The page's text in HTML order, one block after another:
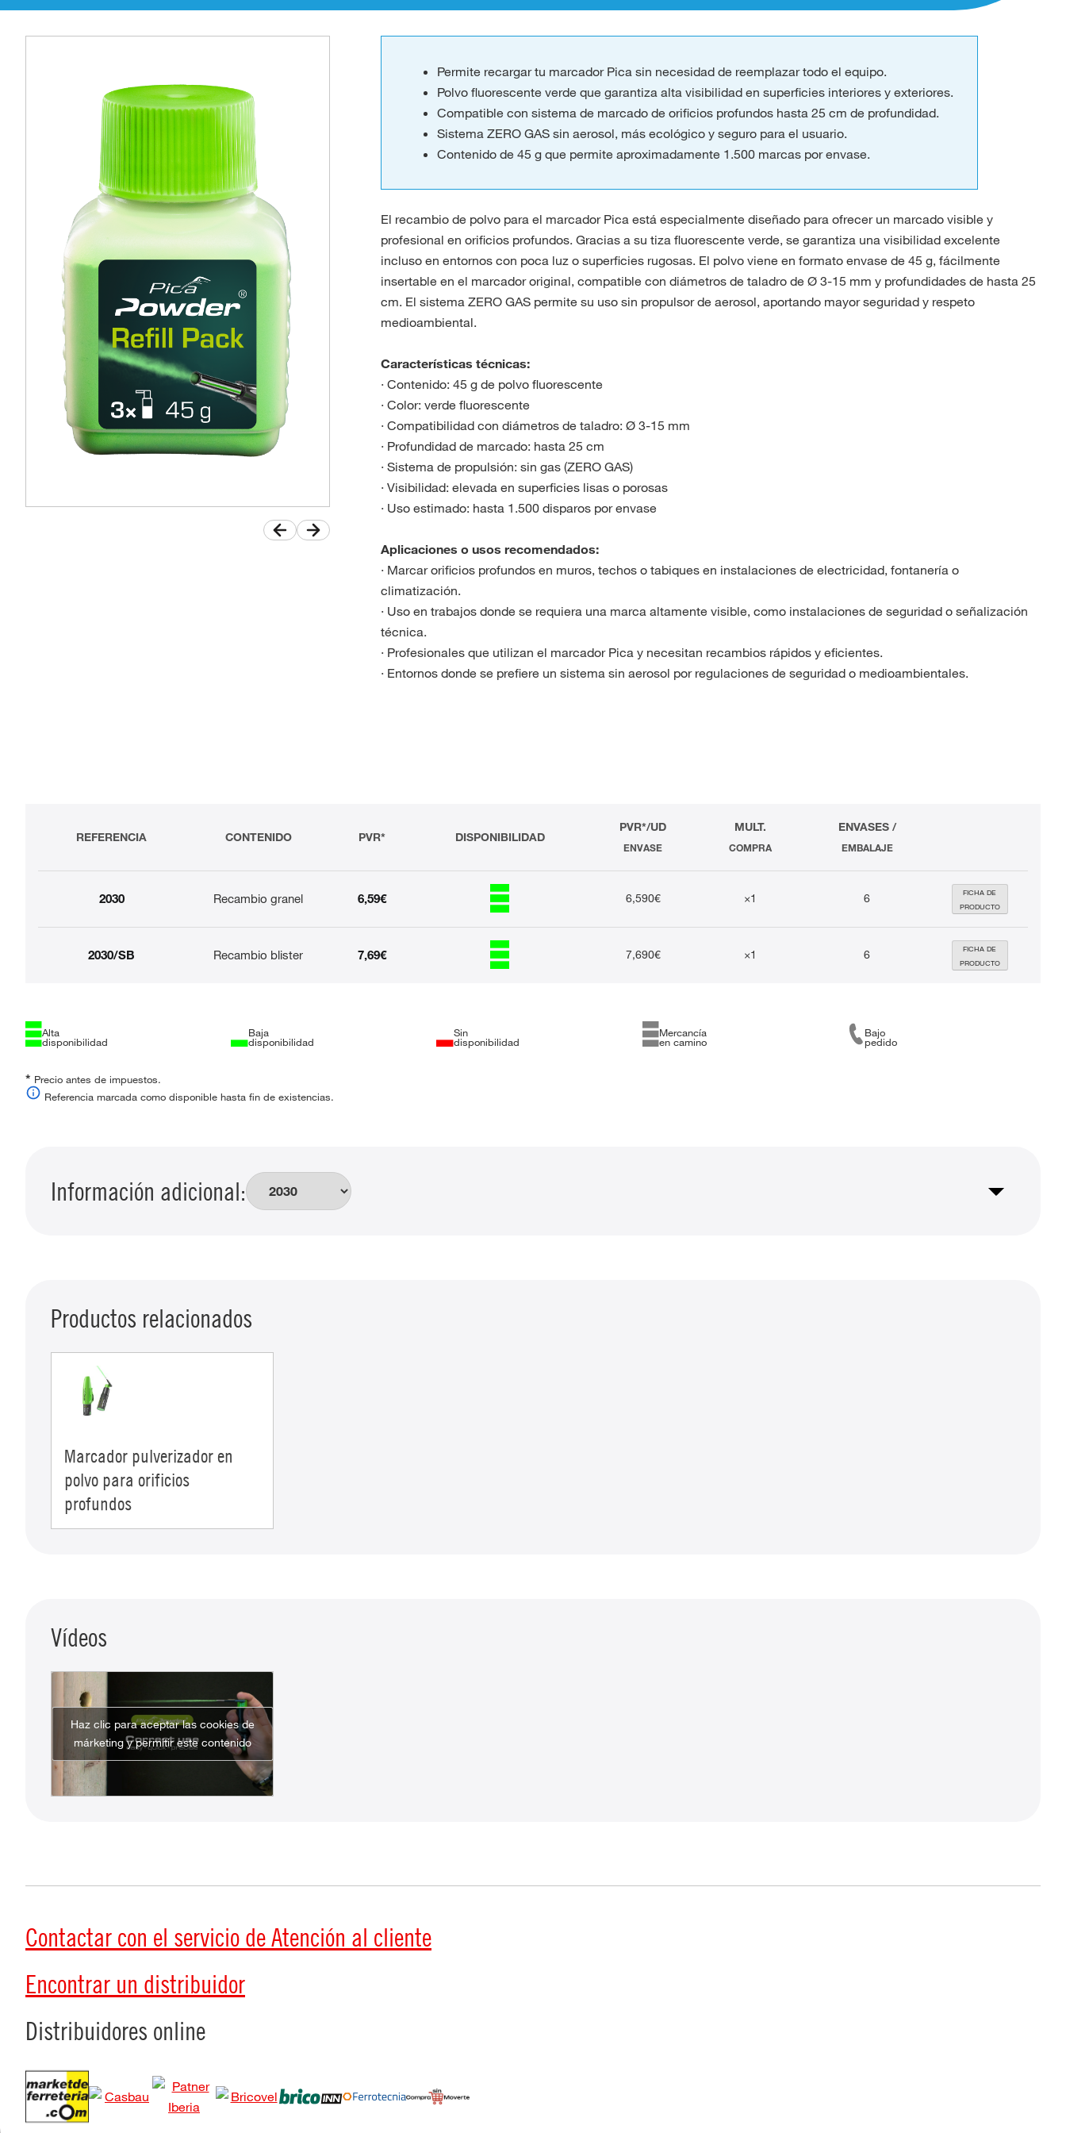
Permite recargar tu marcador Pica sin necesidad de reemplazar todo el equipo.
Polvo fluorescente verde que garantiza alta visibilidad en superficies interiores y exteriores.
Compatible con sistema de marcado de orificios profundos hasta 25 cm de profundidad.
Sistema ZERO GAS sin aerosol, más ecológico y seguro para el usuario.
Contenido de 45 g que permite aproximadamente 1.500 marcas por envase.
El recambio de polvo para el marcador Pica está especialmente diseñado para ofrecer un marcado visible y
profesional en orificios profundos. Gracias a su tiza fluorescente verde, se garantiza una visibilidad excelente
incluso en entornos con poca luz o superficies rugosas. El polvo viene en formato envase de 45 g, fácilmente
insertable en el marcador original, compatible con diámetros de taladro de Ø 3-15 mm y profundidades de hasta 25
cm. El sistema ZERO GAS permite su uso sin propulsor de aerosol, aportando mayor seguridad y respeto
medioambiental.
Características técnicas:
· Contenido: 45 g de polvo fluorescente
· Color: verde fluorescente
· Compatibilidad con diámetros de taladro: Ø 3-15 mm
· Profundidad de marcado: hasta 25 cm
· Sistema de propulsión: sin gas (ZERO GAS)
· Visibilidad: elevada en superficies lisas o porosas
· Uso estimado: hasta 1.500 disparos por envase
Aplicaciones o usos recomendados:
· Marcar orificios profundos en muros, techos o tabiques en instalaciones de electricidad, fontanería o
climatización.
· Uso en trabajos donde se requiera una marca altamente visible, como instalaciones de seguridad o señalización
técnica.
· Profesionales que utilizan el marcador Pica y necesitan recambios rápidos y eficientes.
· Entornos donde se prefiere un sistema sin aerosol por regulaciones de seguridad o medioambientales.
REFERENCIA CONTENIDO PVR* DISPONIBILIDAD
PVR*/UD
ENVASE
MULT.
COMPRA
ENVASES /
EMBALAJE
2030 Recambio granel 6,59€ 6,590€ ×1 6
FICHA DE
PRODUCTO
2030/SB Recambio blister 7,69€ 7,690€ ×1 6
FICHA DE
PRODUCTO
Alta
disponibilidad
Baja
disponibilidad
Sin
disponibilidad
Mercancía
en camino
Bajo
pedido
* Precio antes de impuestos.
Referencia marcada como disponible hasta fin de existencias.
Información adicional:
Productos relacionados
Marcador pulverizador en
polvo para orificios
profundos
Vídeos
Haz clic para aceptar las cookies de
márketing y permitir este contenido
Contactar con el servicio de Atención al cliente
Encontrar un distribuidor
Distribuidores online